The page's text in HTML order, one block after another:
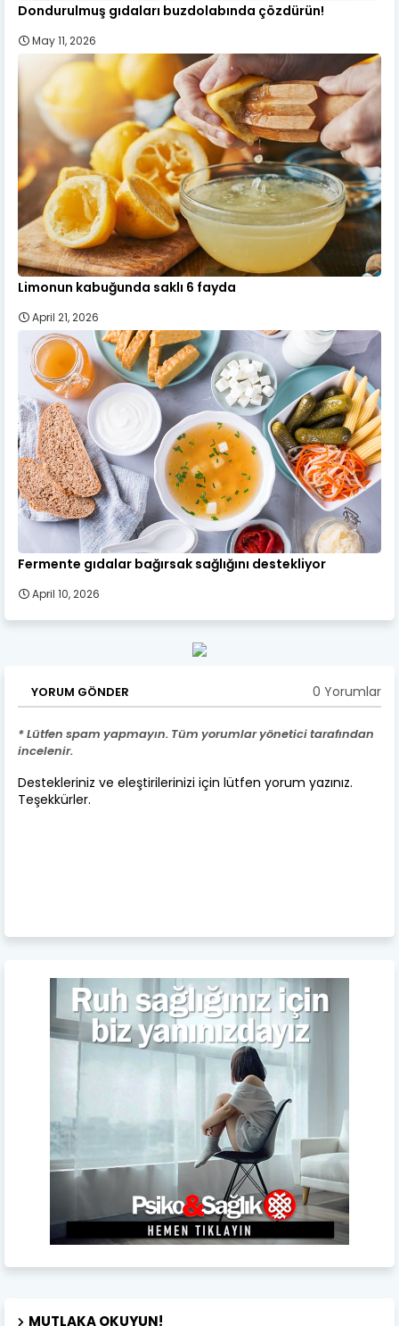
Dondurulmuş gıdaları buzdolabında çözdürün!
May 11, 2026
Limonun kabuğunda saklı 6 fayda
April 21, 2026
Fermente gıdalar bağırsak sağlığını destekliyor
April 10, 2026
YORUM GÖNDER 0 Yorumlar
* Lütfen spam yapmayın. Tüm yorumlar yönetici tarafından
incelenir.
Destekleriniz ve eleştirilerinizi için lütfen yorum yazınız.
Teşekkürler.
MUTLAKA OKUYUN!